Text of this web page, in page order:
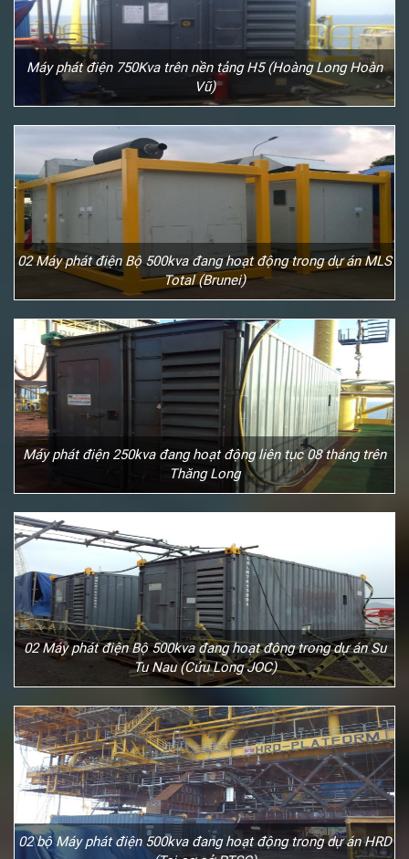
Máy phát điện 750Kva trên nền tảng H5 (Hoàng Long Hoàn
Vũ)
02 Máy phát điện Bộ 500kva đang hoạt động trong dự án MLS
Total (Brunei)
Máy phát điện 250kva đang hoạt động liên tục 08 tháng trên
Thăng Long
02 Máy phát điện Bộ 500kva đang hoạt động trong dự án Su
Tu Nau (Cửu Long JOC)
02 bộ Máy phát điện 500kva đang hoạt động trong dự án HRD